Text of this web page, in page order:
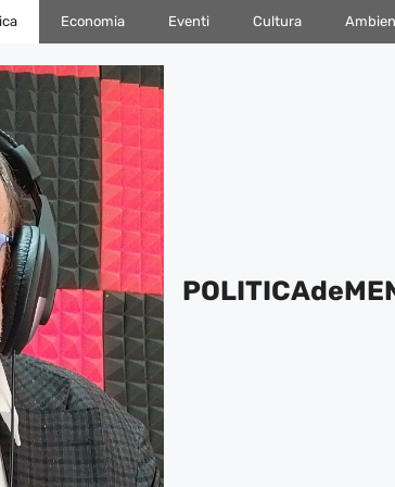
Economia Eventi Cultura